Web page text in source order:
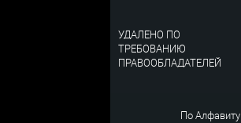
УДАЛЕНО ПО
ТРЕБОВАНИЮ
ПРАВООБЛАДАТЕЛЕЙ
По Алфавиту